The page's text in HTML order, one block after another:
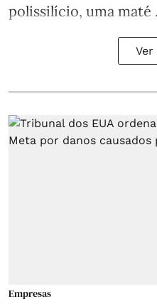
polissilício, uma maté
Ver
Empresas